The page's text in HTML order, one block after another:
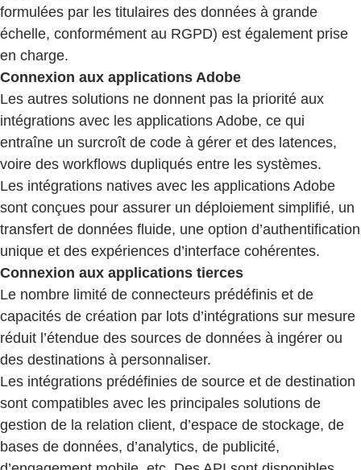
formulées par les titulaires des données à grande
échelle, conformément au RGPD) est également prise
en charge.
Connexion aux applications Adobe
Les autres solutions ne donnent pas la priorité aux
intégrations avec les applications Adobe, ce qui
entraîne un surcroît de code à gérer et des latences,
voire des workflows dupliqués entre les systèmes.
Les intégrations natives avec les applications Adobe
sont conçues pour assurer un déploiement simplifié, un
transfert de données fluide, une option d’authentification
unique et des expériences d’interface cohérentes.
Connexion aux applications tierces
Le nombre limité de connecteurs prédéfinis et de
capacités de création par lots d’intégrations sur mesure
réduit l’étendue des sources de données à ingérer ou
des destinations à personnaliser.
Les intégrations prédéfinies de source et de destination
sont compatibles avec les principales solutions de
gestion de la relation client, d’espace de stockage, de
bases de données, d’analytics, de publicité,